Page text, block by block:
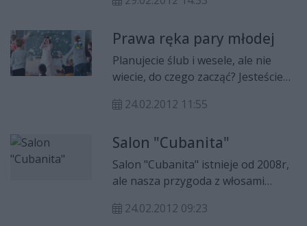
okolicznościowych.
Prawa ręka pary młodej
Planujecie ślub i wesele, ale nie
wiecie, do czego zacząć? Jesteście
weselnych, zespołów, fotografów,
wesele czy może zdecydujecie się na
przyjęcie tematyczne? Odpowiedzi
na te i wiele innych pytań udzieli
wam konsultantka ślubna.
24.02.2012 11:55
Salon "Cubanita"
Salon "Cubanita" istnieje od 2008r,
ale nasza przygoda z włosami
24.02.2012 09:23